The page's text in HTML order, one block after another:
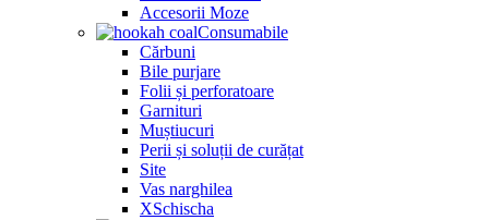
Accesorii Moze
Consumabile
Cărbuni
Bile purjare
Folii și perforatoare
Garnituri
Muștiucuri
Perii și soluții de curățat
Site
Vas narghilea
XSchischa